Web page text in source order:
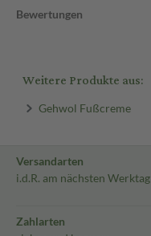
Bewertungen
Weitere Produkte aus:
Gehwol Fußcreme
Versandarten
i.d.R. am nächsten Werktag
Zahlarten